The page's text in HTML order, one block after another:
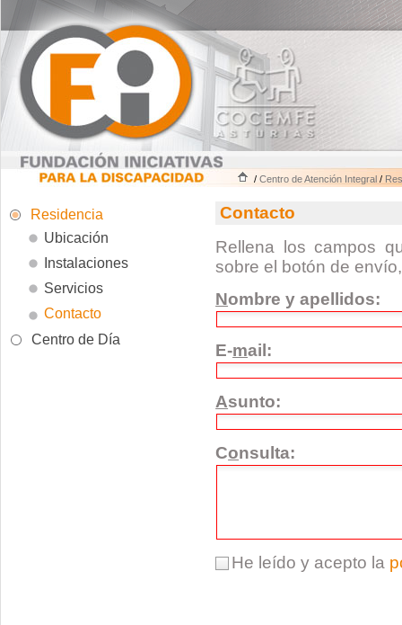
/ Centro de Atención Integral/
Residencia
Ubicación
Instalaciones
Servicios
Contacto
Centro de Día
Contacto
Rellena los campos
sobre el botón de
Nombre y apellidos:
E-mail:
Asunto:
Consulta:
He leído y acepto la